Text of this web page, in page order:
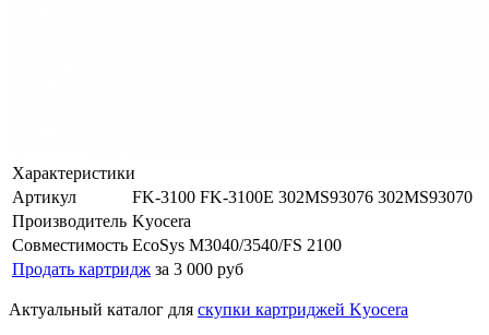
Характеристики
Артикул
FK-3100 FK-3100E 302MS93076 302MS93070
Производитель Kyocera
Совместимость EcoSys M3040/3540/FS 2100
Продать картридж за 3 000 руб
Актуальный каталог для скупки картриджей Kyocera